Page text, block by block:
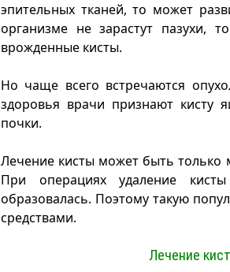
эпительных тканей, то может
организме не зарастут пазухи,
врожденные кисты.
Но чаще всего встречаются
здоровья врачи признают кисту
почки.
Лечение кисты может быть
При операциях удаление
образовалась. Поэтому такую
средствами.
Лечение